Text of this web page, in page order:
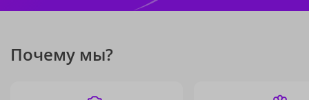
Почему мы?